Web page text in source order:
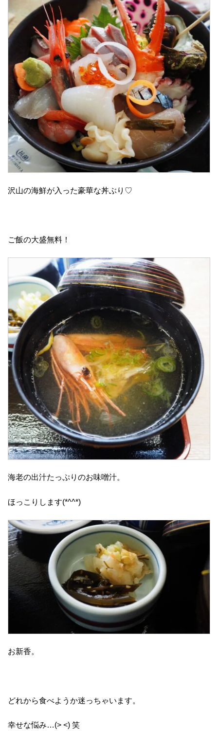
沢山の海鮮が入った豪華な丼ぶり♡
ご飯の大盛無料！
海老の出汁たっぷりのお味噌汁。
ほっこりします(*^^*)
お新香。
どれから食べようか迷っちゃいます。
幸せな悩み…(> <) 笑